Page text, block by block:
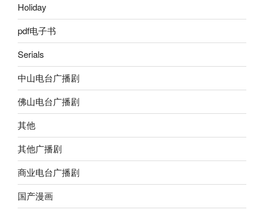
Holiday
pdf电子书
Serials
中山电台广播剧
佛山电台广播剧
其他
其他广播剧
商业电台广播剧
国产漫画